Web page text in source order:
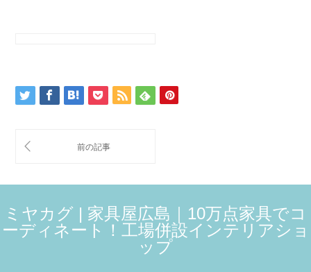
ミヤカグ | 家具屋広島｜10万点家具でコ
ーディネート！工場併設インテリアショ
ップ